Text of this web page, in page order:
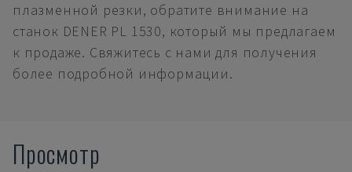
плазменной резки, обратите внимание на
станок DENER PL 1530, который мы предлагаем
к продаже. Свяжитесь с нами для получения
более подробной информации.
Просмотр